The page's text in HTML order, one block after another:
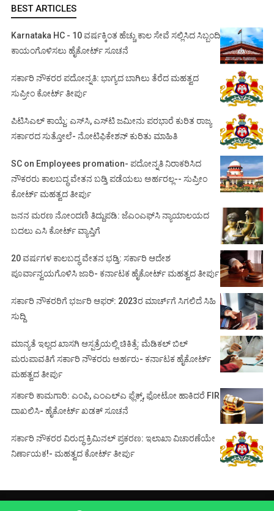
BEST ARTICLES
Karnataka HC - 10 ವರ್ಷಕ್ಕಿಂತ ಹೆಚ್ಚು ಕಾಲ ಸೇವೆ ಸಲ್ಲಿಸಿದ ಸಿಬ್ಬಂದಿ
ಕಾಯಂಗೊಳಿಸಲು ಹೈಕೋರ್ಟ್ ಸೂಚನೆ
ಸರ್ಕಾರಿ ನೌಕರರ ಪದೋನ್ನತಿ: ಭಾಗ್ಯದ ಬಾಗಿಲು ತೆರೆದ ಮಹತ್ವದ
ಸುಪ್ರೀಂ ಕೋರ್ಟ್ ತೀರ್ಪು
ಪಿಟಿಸಿಎಲ್ ಕಾಯ್ದೆ: ಎಸ್‌ಸಿ, ಎಸ್‌ಟಿ ಜಮೀನು ಪರಭಾರೆ ಕುರಿತ ರಾಜ್ಯ
ಸರ್ಕಾರದ ಸುತ್ತೋಲೆ- ನೋಟಿಫಿಕೇಶನ್‌ ಕುರಿತು ಮಾಹಿತಿ
SC on Employees promation- ಪದೋನ್ನತಿ ನಿರಾಕರಿಸಿದ
ನೌಕರರು ಕಾಲಬದ್ಧ ವೇತನ ಬಡ್ತಿ ಪಡೆಯಲು ಅರ್ಹರಲ್ಲ-- ಸುಪ್ರೀಂ
ಕೋರ್ಟ್ ಮಹತ್ವದ ತೀರ್ಪು
ಜನನ ಮರಣ ನೋಂದಣಿ ತಿದ್ದುಪಡಿ: ಜೆಎಂಎಫ್‌ಸಿ ನ್ಯಾಯಾಲಯದ
ಬದಲು ಎಸಿ ಕೋರ್ಟ್‌ ವ್ಯಾಪ್ತಿಗೆ
20 ವರ್ಷಗಳ ಕಾಲಬದ್ಧ ವೇತನ ಭಡ್ತಿ: ಸರ್ಕಾರಿ ಆದೇಶ
ಪೂರ್ವಾನ್ವಯಗೊಳಿಸಿ ಜಾರಿ- ಕರ್ನಾಟಕ ಹೈಕೋರ್ಟ್ ಮಹತ್ವದ ತೀರ್ಪು
ಸರ್ಕಾರಿ ನೌಕರರಿಗೆ ಭರ್ಜರಿ ಆಫರ್: 2023ರ ಮಾರ್ಚ್‌ಗೆ ಸಿಗಲಿದೆ ಸಿಹಿ
ಸುದ್ದಿ
ಮಾನ್ಯತೆ ಇಲ್ಲದ ಖಾಸಗಿ ಆಸ್ಪತ್ರೆಯಲ್ಲಿ ಚಿಕಿತ್ಸೆ: ಮೆಡಿಕಲ್ ಬಿಲ್
ಮರುಪಾವತಿಗೆ ಸರ್ಕಾರಿ ನೌಕರರು ಅರ್ಹರು- ಕರ್ನಾಟಕ ಹೈಕೋರ್ಟ್
ಮಹತ್ವದ ತೀರ್ಪು
ಸರ್ಕಾರಿ ಕಾಮಗಾರಿ: ಎಂಪಿ, ಎಂಎಲ್‌ಎ ಫ್ಲೆಕ್ಸ್‌, ಫೋಟೋ ಹಾಕಿದರೆ FIR
ದಾಖಲಿಸಿ- ಹೈಕೋರ್ಟ್‌ ಖಡಕ್ ಸೂಚನೆ
ಸರ್ಕಾರಿ ನೌಕರರ ವಿರುದ್ಧ ಕ್ರಿಮಿನಲ್ ಪ್ರಕರಣ: ಇಲಾಖಾ ವಿಚಾರಣೆಯೇ
ನಿರ್ಣಾಯಕ!- ಮಹತ್ವದ ಕೋರ್ಟ್ ತೀರ್ಪು